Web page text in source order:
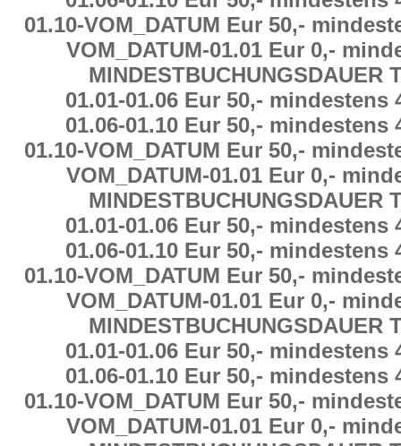
01.10-VOM_DATUM Eur 50,-
VOM_DATUM-01.01 Eur 0,-
MINDESTBUCHUNGSDAUER
01.01-01.06 Eur 50,- mindestens
01.06-01.10 Eur 50,- mindestens
01.10-VOM_DATUM Eur 50,-
VOM_DATUM-01.01 Eur 0,-
MINDESTBUCHUNGSDAUER
01.01-01.06 Eur 50,- mindestens
01.06-01.10 Eur 50,- mindestens
01.10-VOM_DATUM Eur 50,-
VOM_DATUM-01.01 Eur 0,-
MINDESTBUCHUNGSDAUER
01.01-01.06 Eur 50,- mindestens
01.06-01.10 Eur 50,- mindestens
01.10-VOM_DATUM Eur 50,-
VOM_DATUM-01.01 Eur 0,-